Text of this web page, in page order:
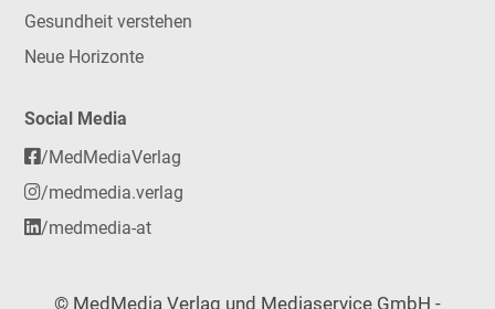
Gesundheit verstehen
Neue Horizonte
Social Media
/MedMediaVerlag
/medmedia.verlag
/medmedia-at
© MedMedia Verlag und Mediaservice GmbH -